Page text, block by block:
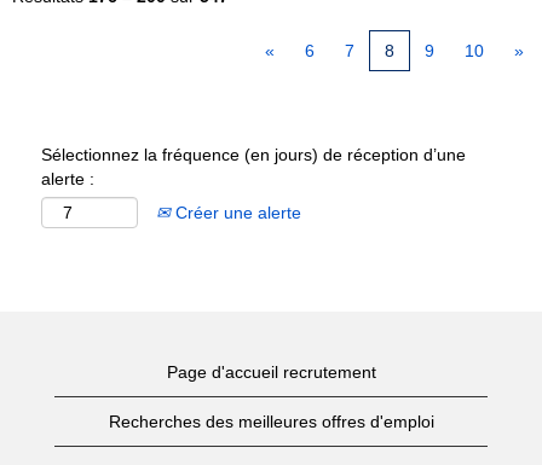
« 6 7 8 9 10 »
Sélectionnez la fréquence (en jours) de réception d’une
alerte :
Créer une alerte
Page d'accueil recrutement
Recherches des meilleures offres d'emploi